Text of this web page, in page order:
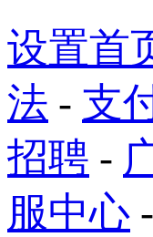
设置首
法 - 支
招聘 -
服中心 -